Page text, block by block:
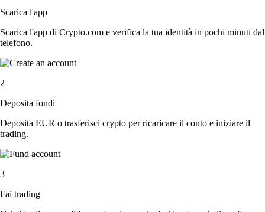
Scarica l'app
Scarica l'app di Crypto.com e verifica la tua identità in pochi minuti dal
telefono.
2
Deposita fondi
Deposita EUR o trasferisci crypto per ricaricare il conto e iniziare il
trading.
3
Fai trading